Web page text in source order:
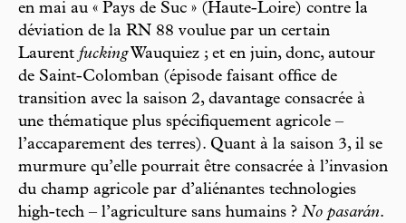
en mai au « Pays de Suc » (Haute-Loire) contre la
déviation de la RN 88 voulue par un certain
Laurent fuckingWauquiez ; et en juin, donc, autour
de Saint-Colomban (épisode faisant office de
transition avec la saison 2, davantage consacrée à
une thématique plus spécifiquement agricole –
l’accaparement des terres). Quant à la saison 3, il se
murmure qu’elle pourrait être consacrée à l’invasion
du champ agricole par d’aliénantes technologies
high-tech – l’agriculture sans humains ? No pasarán.